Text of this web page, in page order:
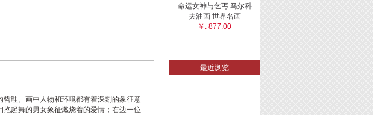
命运女神与乞丐 马尔科
夫油画 世界名画
￥: 877.00
理。画中人物和环境都有着深刻的象征意
起舞的男女象征燃烧着的爱情；右边一位
最近浏览